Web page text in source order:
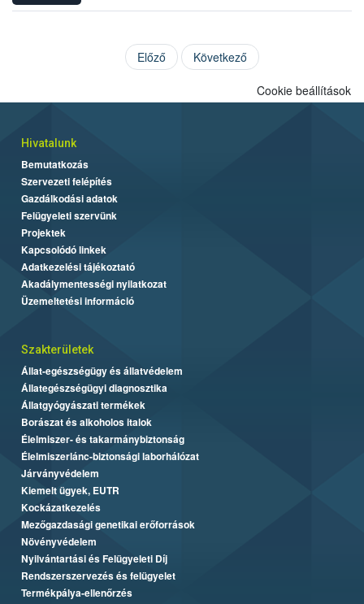
Előző Következő
Cookie beállítások
Hivatalunk
Bemutatkozás
Szervezeti felépítés
Gazdálkodási adatok
Felügyeleti szervünk
Projektek
Kapcsolódó linkek
Adatkezelési tájékoztató
Akadálymentességi nyilatkozat
Üzemeltetési információ
Szakterületek
Állat-egészségügy és állatvédelem
Állategészségügyi diagnosztika
Állatgyógyászati termékek
Borászat és alkoholos italok
Élelmiszer- és takarmánybiztonság
Élelmiszerlánc-biztonsági laborhálózat
Járványvédelem
Kiemelt ügyek, EUTR
Kockázatkezelés
Mezőgazdasági genetikai erőforrások
Növényvédelem
Nyilvántartási és Felügyeleti Díj
Rendszerszervezés és felügyelet
Termékpálya-ellenőrzés